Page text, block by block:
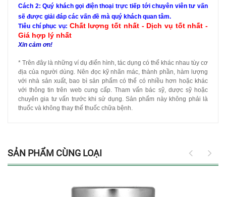
Cách 2: Quý khách gọi điện thoại trực tiếp tới chuyên viên tư vấn
sẽ được giải đáp các vấn đề mà quý khách quan tâm.
Tiêu chí phục vụ: Chất lượng tốt nhất - Dịch vụ tốt nhất -
Giá hợp lý nhất
Xin cảm ơn!
* Trên đây là những ví dụ điển hình, tác dụng có thể khác nhau tùy cơ
địa của người dùng. Nên đọc kỹ nhãn mác, thành phần, hàm lượng
với nhà sản xuất, bao bì sản phẩm có thể có nhiều hơn hoặc khác
với thông tin trên web cung cấp. Tham vấn bác sỹ, dược sỹ hoặc
chuyên gia tư vấn trước khi sử dụng. Sản phẩm này không phải là
thuốc và không thay thế thuốc chữa bệnh.
SẢN PHẨM CÙNG LOẠI